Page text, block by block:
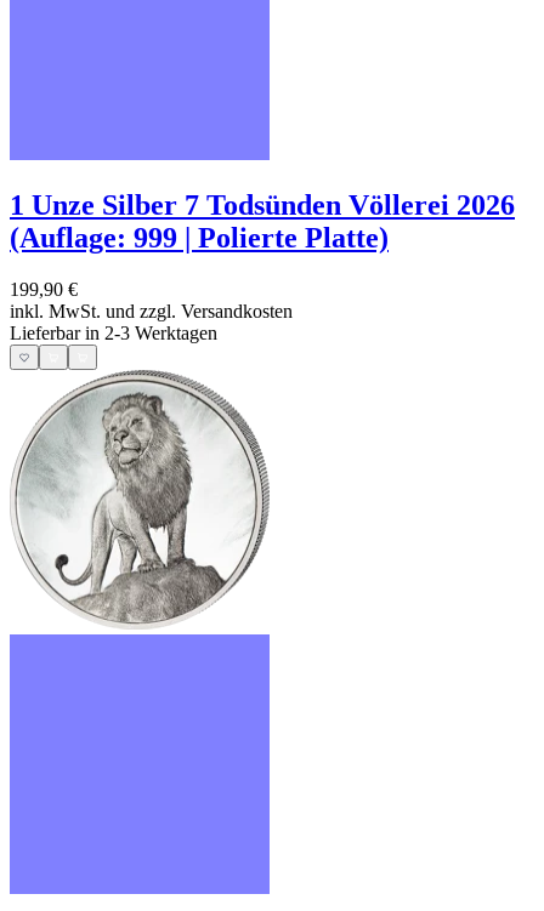
1 Unze Silber 7 Todsünden Völlerei 2026
(Auflage: 999 | Polierte Platte)
199,90 €
inkl. MwSt. und zzgl. Versandkosten
Lieferbar in 2-3 Werktagen